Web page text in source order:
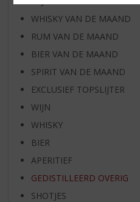
WHISKY VAN DE MAAND
RUM VAN DE MAAND
BIER VAN DE MAAND
SPIRIT VAN DE MAAND
EXCLUSIEF TOPSLIJTER
WIJN
WHISKY
BIER
APERITIEF
GEDISTILLEERD OVERIG
SHOTJES